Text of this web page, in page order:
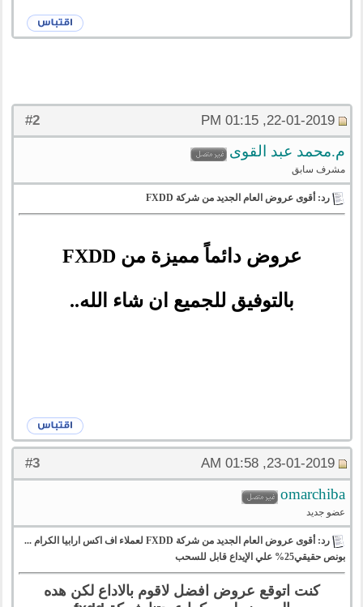
#
2 22-01-2019, 01:15 PM
م.محمد عبد القوى
مشرف سابق
رد: أقوى عروض العام الجديد من شركة FXDD
عروض دائماً مميزة من FXDD
بالتوفيق للجميع ان شاء الله..
#
3 23-01-2019, 01:58 AM
omarchiba
عضو جديد
رد: أقوى عروض العام الجديد من شركة FXDD لعملاء اف اكس ارابيا الكرام ...
بونص حقيقي25% علي الإيداع قابل للسحب
كنت اتوقع عروض افضل لاقوم بالاداع لكن هده